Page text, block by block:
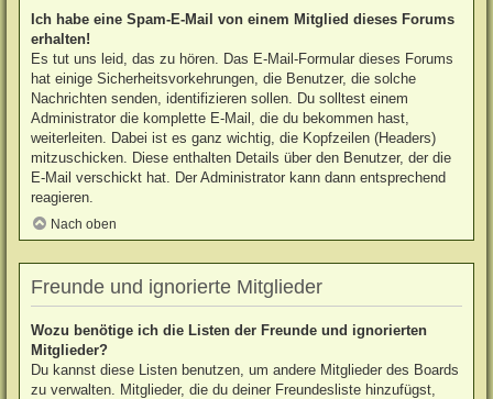
Ich habe eine Spam-E-Mail von einem Mitglied dieses Forums
erhalten!
Es tut uns leid, das zu hören. Das E-Mail-Formular dieses Forums
hat einige Sicherheitsvorkehrungen, die Benutzer, die solche
Nachrichten senden, identifizieren sollen. Du solltest einem
Administrator die komplette E-Mail, die du bekommen hast,
weiterleiten. Dabei ist es ganz wichtig, die Kopfzeilen (Headers)
mitzuschicken. Diese enthalten Details über den Benutzer, der die
E-Mail verschickt hat. Der Administrator kann dann entsprechend
reagieren.
Nach oben
Freunde und ignorierte Mitglieder
Wozu benötige ich die Listen der Freunde und ignorierten
Mitglieder?
Du kannst diese Listen benutzen, um andere Mitglieder des Boards
zu verwalten. Mitglieder, die du deiner Freundesliste hinzufügst,